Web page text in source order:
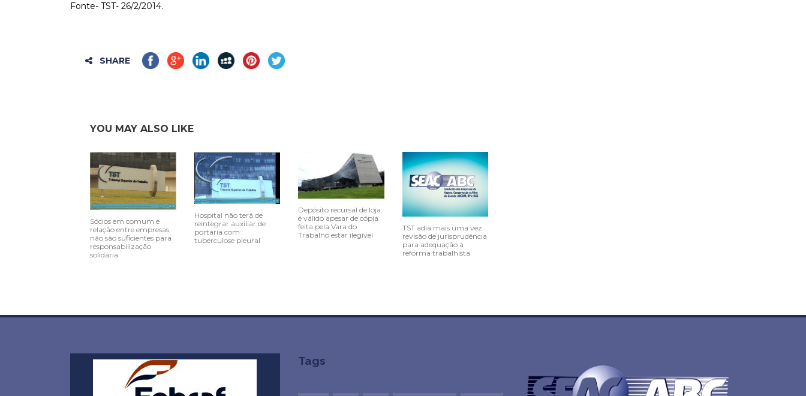
Fonte- TST- 26/2/2014.
SHARE
YOU MAY ALSO LIKE
Sócios em comum e
relação entre empresas
não são suficientes para
responsabilização
solidária
Hospital não terá de
reintegrar auxiliar de
portaria com
tuberculose pleural
Depósito recursal de loja
é válido apesar de cópia
feita pela Vara do
Trabalho estar ilegível
TST adia mais uma vez
revisão de jurisprudência
para adequação à
reforma trabalhista
Tags